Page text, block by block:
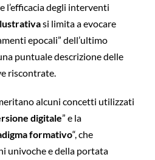
degli interventi
si limita a evocare
epocali” dell’ultimo
puntuale descrizione delle
riscontrate.
alcuni concetti utilizzati
digitale” e la
formativo“, che
univoche e della portata